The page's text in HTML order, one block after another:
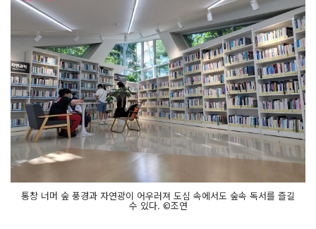
통창 너머 숲 풍경과 자연광이 어우러져 도심 속에서도 숲속 독서를 즐길
수 있다. ©조연